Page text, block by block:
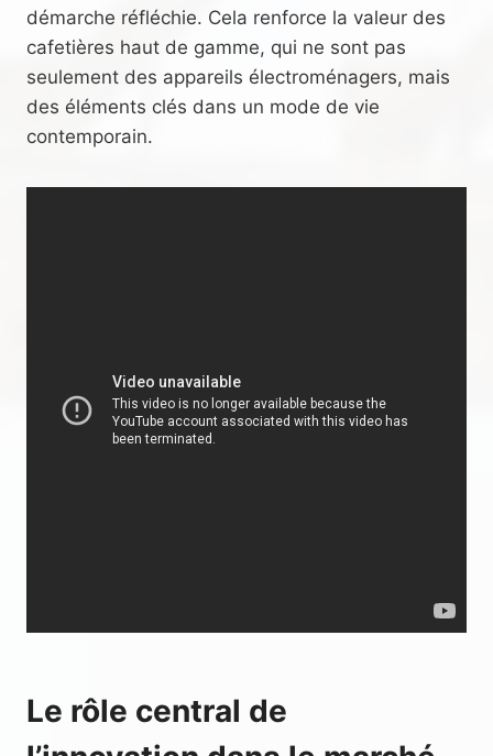
démarche réfléchie. Cela renforce la valeur des
cafetières haut de gamme, qui ne sont pas
seulement des appareils électroménagers, mais
des éléments clés dans un mode de vie
contemporain.
Le rôle central de